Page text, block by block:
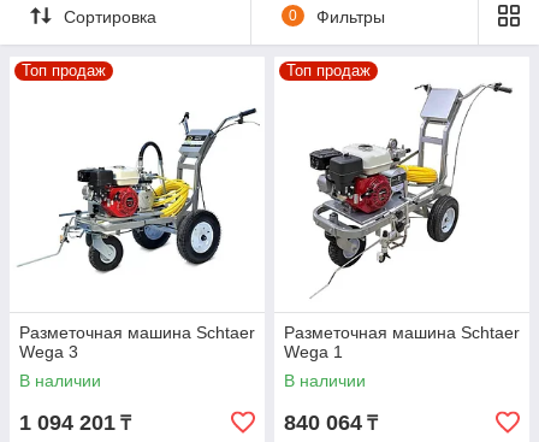
Сортировка 0 Фильтры
Топ продаж
Разметочная машина Schtaer
Wega 3
В наличии
1 094 201 ₸
Топ продаж
Разметочная машина Schtaer
Wega 1
В наличии
840 064 ₸